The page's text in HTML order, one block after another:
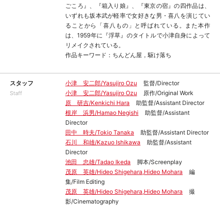
ごころ』、『箱入り娘』、『東京の宿』の四作品は、
いずれも坂本武が軽率で女好きな男・喜八を演じてい
ることから「喜八もの」と呼ばれている。また本作
は、1959年に『浮草』のタイトルで小津自身によって
リメイクされている。
作品キーワード：ちんどん屋，駆け落ち
スタッフ
Staff
小津 安二郎/Yasujiro Ozu
監督/Director
小津 安二郎/Yasujiro Ozu
原作/Original Work
原 研吉/Kenkichi Hara
助監督/Assistant Director
根岸 浜男/Hamao Negishi
助監督/Assistant
Director
田中 時夫/Tokio Tanaka
助監督/Assistant Director
石川 和雄/Kazuo Ishikawa
助監督/Assistant
Director
池田 忠雄/Tadao Ikeda
脚本/Screenplay
茂原 英雄/Hideo Shigehara,Hideo Mohara
編
集/Film Editing
茂原 英雄/Hideo Shigehara,Hideo Mohara
撮
影/Cinematography